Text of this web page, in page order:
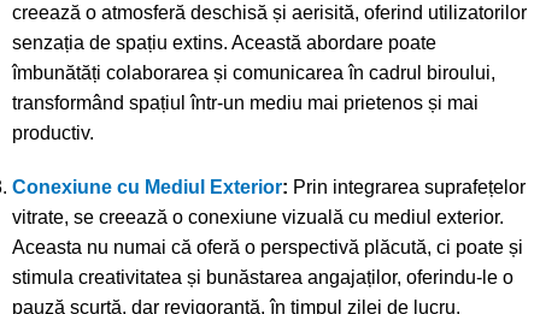
creează o atmosferă deschisă și aerisită, oferind utilizatorilor
senzația de spațiu extins. Această abordare poate
îmbunătăți colaborarea și comunicarea în cadrul biroului,
transformând spațiul într-un mediu mai prietenos și mai
productiv.
Conexiune cu Mediul Exterior: Prin integrarea suprafețelor
vitrate, se creează o conexiune vizuală cu mediul exterior.
Aceasta nu numai că oferă o perspectivă plăcută, ci poate și
stimula creativitatea și bunăstarea angajaților, oferindu-le o
pauză scurtă, dar revigorantă, în timpul zilei de lucru.